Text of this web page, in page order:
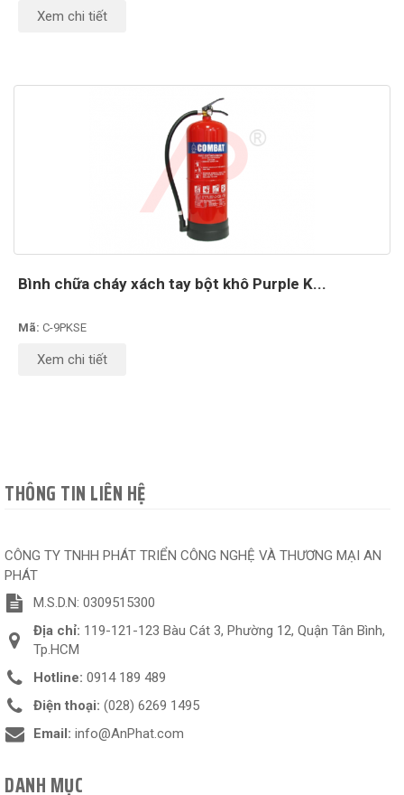
Xem chi tiết
Bình chữa cháy xách tay bột khô Purple K...
Mã: C-9PKSE
Xem chi tiết
THÔNG TIN LIÊN HỆ
CÔNG TY TNHH PHÁT TRIỂN CÔNG NGHỆ VÀ THƯƠNG MẠI AN
PHÁT
M.S.D.N: 0309515300
Địa chỉ: 119-121-123 Bàu Cát 3, Phường 12, Quận Tân Bình,
Tp.HCM
Hotline: 0914 189 489
Điện thoại: (028) 6269 1495
Email: info@AnPhat.com
DANH MỤC